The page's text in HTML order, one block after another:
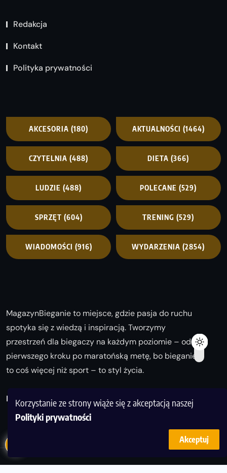
Korzystanie ze strony wiąże się z akceptacją naszej
Polityki prywatności
Akceptuj
Redakcja
Kontakt
Polityka prywatności
AKCESORIA (180) AKTUALNOŚCI (1464)
CZYTELNIA (488) DIETA (366)
LUDZIE (488) POLECANE (529)
SPRZĘT (604) TRENING (529)
WIADOMOŚCI (916) WYDARZENIA (2854)
MagazynBieganie to miejsce, gdzie pasja do ruchu
spotyka się z wiedzą i inspiracją. Tworzymy
przestrzeń dla biegaczy na każdym poziomie – od
pierwszego kroku po maratońską metę, bo bieganie
to coś więcej niż sport – to styl życia.
Biegaj z nami i odkrywaj swoją najlepszą wersję!